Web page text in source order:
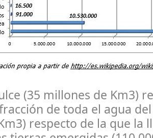
(35 millones de Km3)
de toda el agua
respecto de la que la